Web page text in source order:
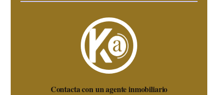
Contacta con un agente inmobiliario